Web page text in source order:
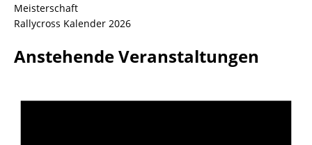
Meisterschaft
Rallycross Kalender 2026
Anstehende Veranstaltungen